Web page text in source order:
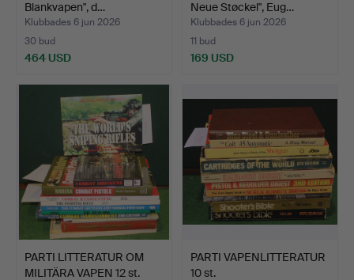
Blankvapen", d…
Klubbades 6 jun 2026
30 bud
464 USD
Neue Støckel", Eug…
Klubbades 6 jun 2026
11 bud
169 USD
PARTI LITTERATUR OM
MILITÄRA VAPEN 12 st.
PARTI VAPENLITTERATUR
10 st.